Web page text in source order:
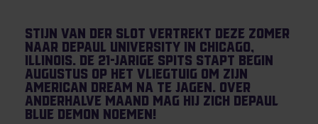
Stijn van der Slot vertrekt deze zomer
naar DePaul University in Chicago,
Illinois. De 21-jarige spits stapt begin
augustus op het vliegtuig om zijn
American Dream na te jagen. Over
anderhalve maand mag hij zich DePaul
Blue Demon noemen!